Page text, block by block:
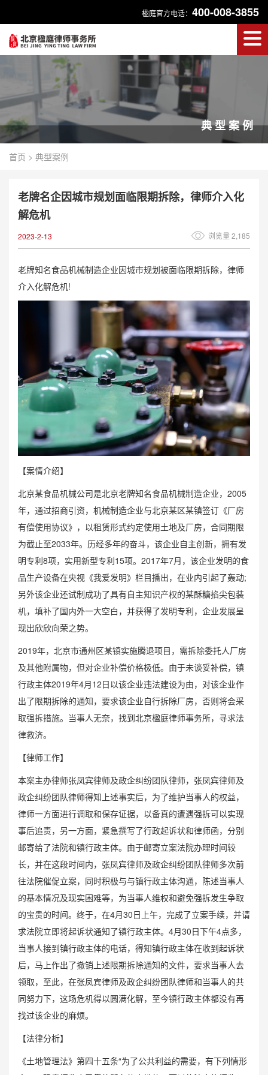
楹庭官方电话： 400-008-3855
典型案例
首页 > 典型案例
老牌名企因城市规划面临限期拆除，律师介入化
解危机
2023-2-13 浏览量 2,185
老牌知名食品机械制造企业因城市规划被面临限期拆除，律师
介入化解危机!
【案情介绍】
北京某食品机械公司是北京老牌知名食品机械制造企业，2005
年，通过招商引资，机械制造企业与北京某区某镇签订《厂房
有偿使用协议》，以租赁形式约定使用土地及厂房，合同期限
为截止至2033年。历经多年的奋斗，该企业自主创新，拥有发
明专利8项，实用新型专利15项。2017年7月，该企业发明的食
品生产设备在央视《我爱发明》栏目播出，在业内引起了轰动;
另外该企业还试制成功了具有自主知识产权的某酥糖掐尖包装
机，填补了国内外一大空白，并获得了发明专利，企业发展呈
现出欣欣向荣之势。
2019年，北京市通州区某镇实施腾退项目，需拆除委托人厂房
及其他附属物，但对企业补偿价格极低。由于未谈妥补偿，镇
行政主体2019年4月12日以该企业违法建设为由，对该企业作
出了限期拆除的通知，要求该企业自行拆除厂房，否则将会采
取强拆措施。当事人无奈，找到北京楹庭律师事务所，寻求法
律救济。
【律师工作】
本案主办律师张凤宾律师及政企纠纷团队律师，张凤宾律师及
政企纠纷团队律师得知上述事实后，为了维护当事人的权益，
律师一方面进行调取和保存证据，以备真的遭遇强拆可以实现
事后追责，另一方面，紧急撰写了行政起诉状和律师函，分别
邮寄给了法院和镇行政主体。由于邮寄立案法院办理时间较
长，并在这段时间内，张凤宾律师及政企纠纷团队律师多次前
往法院催促立案，同时积极与与镇行政主体沟通，陈述当事人
的基本情况及现实困难等，为当事人维权和避免强拆发生争取
的宝贵的时间。终于，在4月30日上午，完成了立案手续，并请
求法院立即将起诉状通知了镇行政主体。4月30日下午4点多，
当事人接到镇行政主体的电话，得知镇行政主体在收到起诉状
后，马上作出了撤销上述限期拆除通知的文件，要求当事人去
领取，至此，在张凤宾律师及政企纠纷团队律师和当事人的共
同努力下，这场危机得以圆满化解，至今镇行政主体都没有再
找过该企业的麻烦。
【法律分析】
《土地管理法》第四十五条“为了公共利益的需要，有下列情形